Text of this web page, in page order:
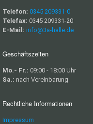
Telefon: 0345 209331-0
Telefax: 0345 209331-20
E-Mail: info@3a-halle.de
Geschäftszeiten
Mo.- Fr.: 09:00 - 18:00 Uhr
Sa.: nach Vereinbarung
Rechtliche Informationen
Impressum